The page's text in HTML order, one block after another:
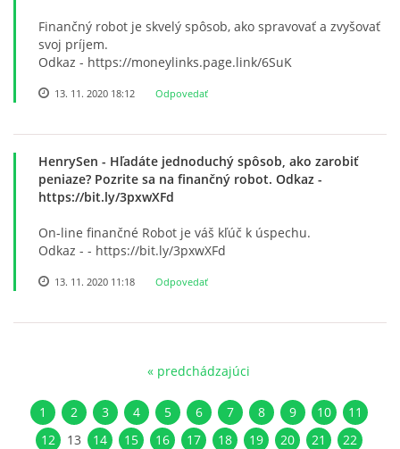
Finančný robot je skvelý spôsob, ako spravovať a zvyšovať
svoj príjem.
Odkaz - https://moneylinks.page.link/6SuK
13. 11. 2020 18:12 Odpovedať
HenrySen - Hľadáte jednoduchý spôsob, ako zarobiť
peniaze? Pozrite sa na finančný robot. Odkaz -
https://bit.ly/3pxwXFd
On-line finančné Robot je váš kľúč k úspechu.
Odkaz - - https://bit.ly/3pxwXFd
13. 11. 2020 11:18 Odpovedať
« predchádzajúci
1 2 3 4 5 6 7 8 9 10
11
12
13 14 15 16 17 18 19 20 21
22